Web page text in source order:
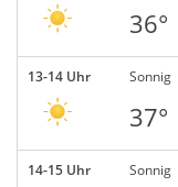
36°
13-14 Uhr Sonnig
37°
14-15 Uhr Sonnig